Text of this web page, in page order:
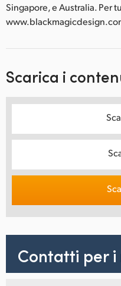
Singapore, e Australia. Per
Scarica i
Contatti per i